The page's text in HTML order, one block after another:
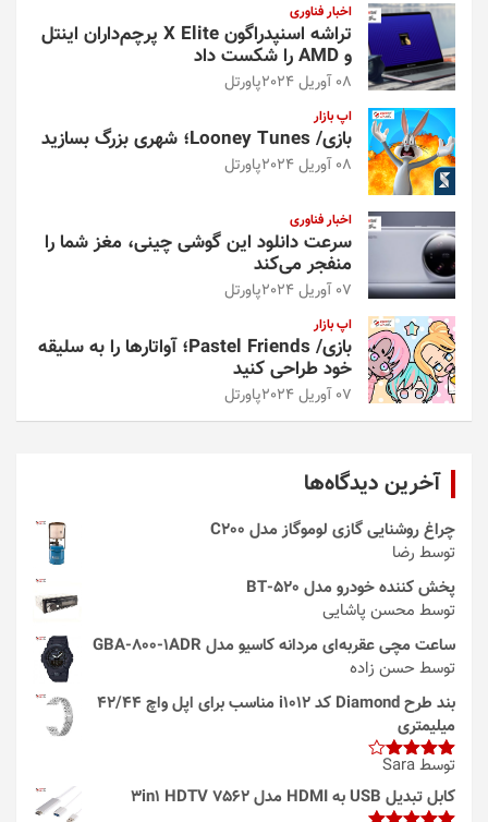
اخبار فناوری
تراشه اسنپدراگون X Elite پرچم‌داران اینتل
و AMD را شکست داد
08 آوریل 2024 پاورتل
اپ بازار
بازی/ Looney Tunes؛ شهری بزرگ بسازید
08 آوریل 2024 پاورتل
اخبار فناوری
سرعت دانلود این گوشی چینی، مغز شما را
منفجر می‌کند
07 آوریل 2024 پاورتل
اپ بازار
بازی/ Pastel Friends؛ آواتارها را به سلیقه
خود طراحی کنید
07 آوریل 2024 پاورتل
آخرین دیدگاه‌ها
چراغ روشنایی گازی لوموگاز مدل C200
توسط رضا
پخش کننده خودرو مدل 520-BT
توسط محسن پاشایی
ساعت مچی عقربه‌ای مردانه کاسیو مدل GBA-800-1ADR
توسط حسن زاده
بند طرح Diamond کد i1012 مناسب برای اپل واچ 42/44
میلیمتری
امتیاز4
از 5
توسط Sara
کابل تبدیل USB به HDMI مدل 3in1 HDTV 7562